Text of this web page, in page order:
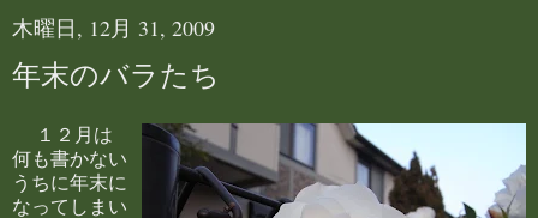
木曜日, 12月 31, 2009
年末のバラたち
１２月は
何も書かない
うちに年末に
なってしまい